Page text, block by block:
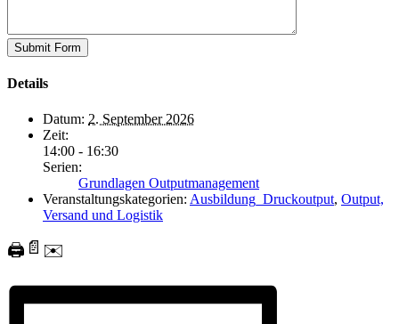
Details
Datum: 2. September 2026
Zeit:
14:00 - 16:30
Serien:
Grundlagen Outputmanagement
Veranstaltungskategorien: Ausbildung_Druckoutput, Output,
Versand und Logistik
🖨️ 📄 ✉️